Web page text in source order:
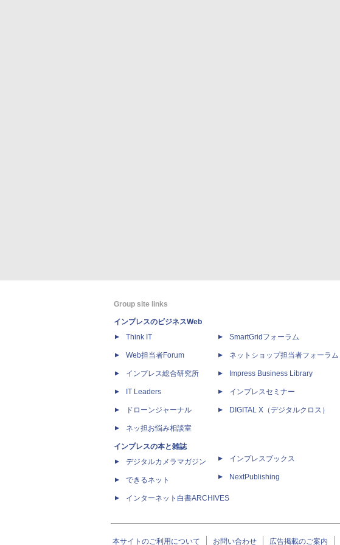
Group site links
インプレスのビジネスWeb
Think IT
Web担当者Forum
インプレス総合研究所
IT Leaders
ドローンジャーナル
ネッ担お悩み相談室
インプレスの本と雑誌
デジタルカメラマガジン
できるネット
インターネット白書ARCHIVES
SmartGridフォーラム
ネットショップ担当者フォーラム
Impress Business Library
インプレスセミナー
DIGITAL X（デジタルクロス）
インプレスブックス
NextPublishing
本サイトのご利用について お問い合わせ 広告掲載のご案内